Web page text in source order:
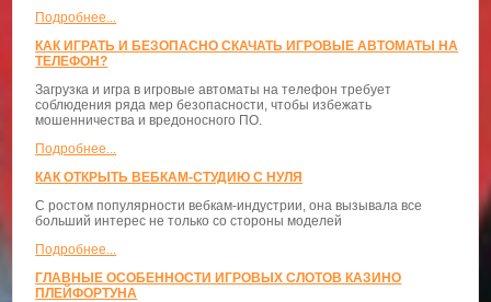
Подробнее...
КАК ИГРАТЬ И БЕЗОПАСНО СКАЧАТЬ ИГРОВЫЕ АВТОМАТЫ НА
ТЕЛЕФОН?
Загрузка и игра в игровые автоматы на телефон требует
соблюдения ряда мер безопасности, чтобы избежать
мошенничества и вредоносного ПО.
Подробнее...
КАК ОТКРЫТЬ ВЕБКАМ-СТУДИЮ С НУЛЯ
С ростом популярности вебкам-индустрии, она вызывала все
больший интерес не только со стороны моделей
Подробнее...
ГЛАВНЫЕ ОСОБЕННОСТИ ИГРОВЫХ СЛОТОВ КАЗИНО
ПЛЕЙФОРТУНА